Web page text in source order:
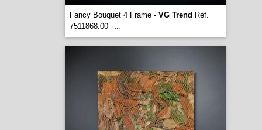
Fancy Bouquet 4 Frame - VG Trend Réf.
7511868.00
...